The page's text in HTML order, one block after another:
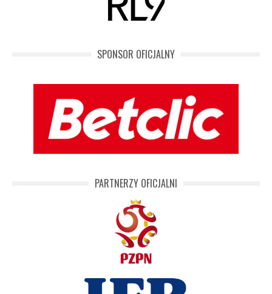
SPONSOR OFICJALNY
PARTNERZY OFICJALNI